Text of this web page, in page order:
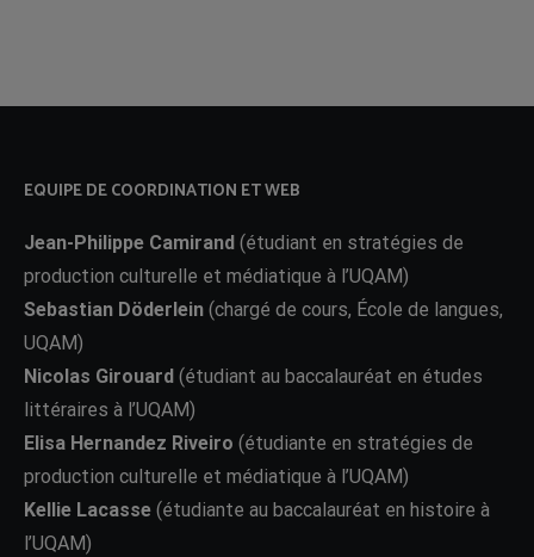
EQUIPE DE COORDINATION ET WEB
Jean-Philippe Camirand (étudiant en stratégies de
production culturelle et médiatique à l’UQAM)
Sebastian Döderlein (chargé de cours, École de langues,
UQAM)
Nicolas Girouard (étudiant au baccalauréat en études
littéraires à l’UQAM)
Elisa Hernandez Riveiro (étudiante en stratégies de
production culturelle et médiatique à l’UQAM)
Kellie Lacasse (étudiante au baccalauréat en histoire à
l’UQAM)